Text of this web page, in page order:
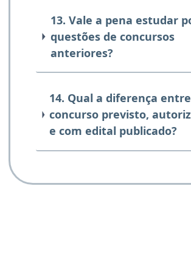
13. Vale a pena estudar
questões de concursos
anteriores?
14. Qual a diferença entre
concurso previsto,
e com edital publicado?